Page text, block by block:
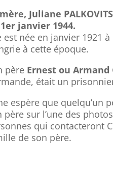
Juliane
janvier 1944.
est née en janvier 1921 à
à cette époque.
père Ernest ou Armand
était un
espère que quelqu’un
père sur l’une des
qui contacteront
de son père.